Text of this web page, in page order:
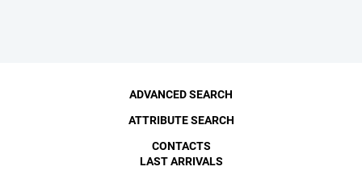
ADVANCED SEARCH
ATTRIBUTE SEARCH
CONTACTS
LAST ARRIVALS